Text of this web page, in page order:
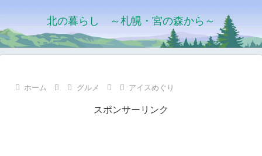
北の暮らし ～札幌・宮の森から～
ホーム グルメ アイスめぐり
スポンサーリンク